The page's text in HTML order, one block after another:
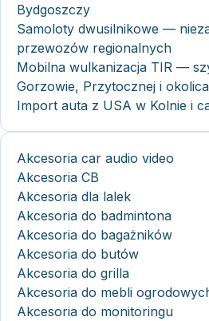
Bydgoszczy
Samoloty dwusilnikowe —
przewozów regionalnych
Mobilna wulkanizacja TIR —
Gorzowie, Przytocznej i
Import auta z USA w Kolnie i
Akcesoria car audio video
Akcesoria CB
Akcesoria dla lalek
Akcesoria do badmintona
Akcesoria do bagażników
Akcesoria do butów
Akcesoria do grilla
Akcesoria do mebli
Akcesoria do monitoringu